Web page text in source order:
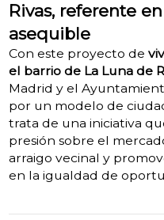
Rivas, referente
asequible
Con este proyecto de
el barrio de La Luna de
Madrid y el
por un modelo de
trata de una iniciativa
presión sobre el
arraigo vecinal y
en la igualdad de